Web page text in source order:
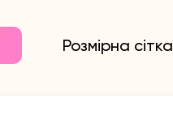
Розмірна сітка